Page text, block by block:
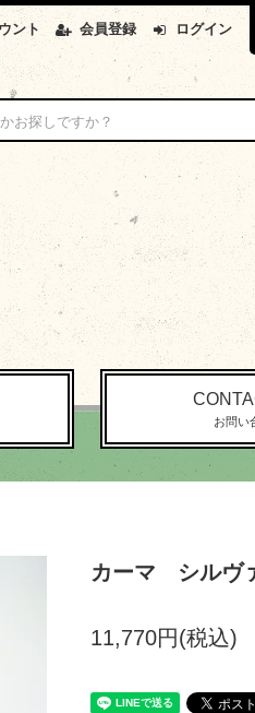
ント 会員登録 ログイン
お問い
カーマ シルヴ
11,770円(税込)